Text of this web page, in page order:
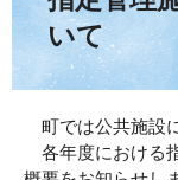
いて
町では公共施設
各年度における